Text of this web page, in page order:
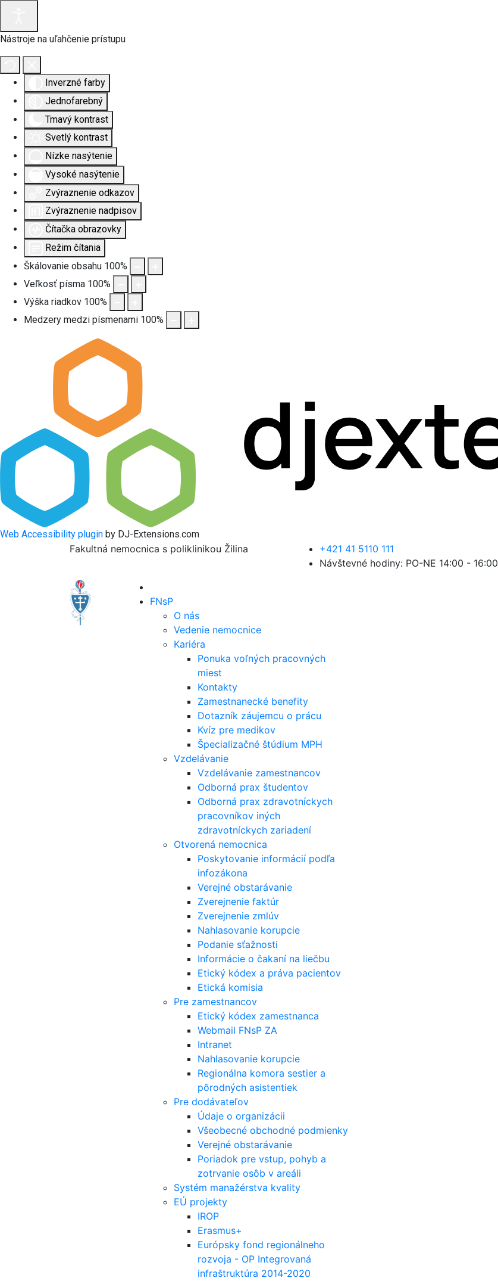
Nástroje na uľahčenie prístupu
Inverzné farby
Jednofarebný
Tmavý kontrast
Svetlý kontrast
Nízke nasýtenie
Vysoké nasýtenie
Zvýraznenie odkazov
Zvýraznenie nadpisov
Čítačka obrazovky
Režim čítania
Škálovanie obsahu 100%
Veľkosť písma 100%
Výška riadkov 100%
Medzery medzi písmenami 100%
Web Accessibility plugin by DJ-Extensions.com
Fakultná nemocnica s poliklinikou Žilina
+421 41 5110 111
Návštevné hodiny: PO-NE 14:00 - 16:00
FNsP
O nás
Vedenie nemocnice
Kariéra
Ponuka voľných pracovných
miest
Kontakty
Zamestnanecké benefity
Dotazník záujemcu o prácu
Kvíz pre medikov
Špecializačné štúdium MPH
Vzdelávanie
Vzdelávanie zamestnancov
Odborná prax študentov
Odborná prax zdravotníckych
pracovníkov iných
zdravotníckych zariadení
Otvorená nemocnica
Poskytovanie informácií podľa
infozákona
Verejné obstarávanie
Zverejnenie faktúr
Zverejnenie zmlúv
Nahlasovanie korupcie
Podanie sťažnosti
Informácie o čakaní na liečbu
Etický kódex a práva pacientov
Etická komisia
Pre zamestnancov
Etický kódex zamestnanca
Webmail FNsP ZA
Intranet
Nahlasovanie korupcie
Regionálna komora sestier a
pôrodných asistentiek
Pre dodávateľov
Údaje o organizácii
Všeobecné obchodné podmienky
Verejné obstarávanie
Poriadok pre vstup, pohyb a
zotrvanie osôb v areáli
Systém manažérstva kvality
EÚ projekty
IROP
Erasmus+
Európsky fond regionálneho
rozvoja - OP Integrovaná
infraštruktúra 2014-2020